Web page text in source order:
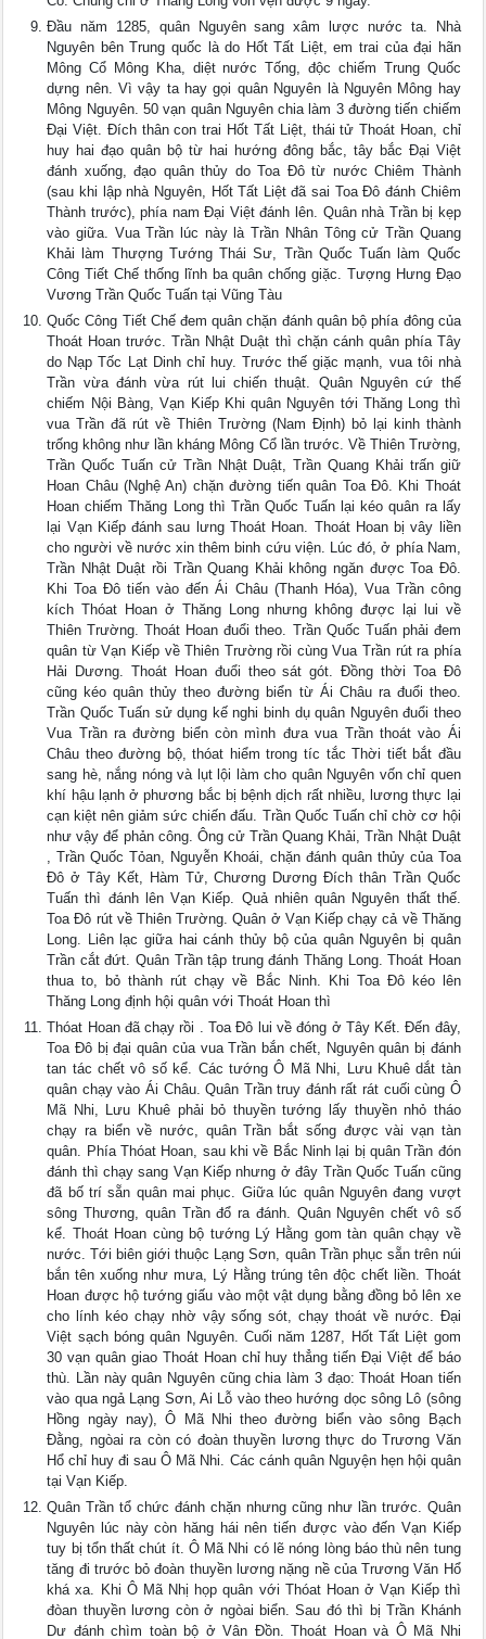
Đầu năm 1285, quân Nguyên sang xâm lược nước ta. Nhà
Nguyên bên Trung quốc là do Hốt Tất Liệt, em trai của đại hãn
Mông Cổ Mông Kha, diệt nước Tống, độc chiếm Trung Quốc
dựng nên. Vì vậy ta hay gọi quân Nguyên là Nguyên Mông hay
Mông Nguyên. 50 vạn quân Nguyên chia làm 3 đường tiến chiếm
Đại Việt. Đích thân con trai Hốt Tất Liệt, thái tử Thoát Hoan, chỉ
huy hai đạo quân bộ từ hai hướng đông bắc, tây bắc Đại Việt
đánh xuống, đạo quân thủy do Toa Đô từ nước Chiêm Thành
(sau khi lập nhà Nguyên, Hốt Tất Liệt đã sai Toa Đô đánh Chiêm
Thành trước), phía nam Đại Việt đánh lên. Quân nhà Trần bị kẹp
vào giữa. Vua Trần lúc này là Trần Nhân Tông cử Trần Quang
Khải làm Thượng Tướng Thái Sư, Trần Quốc Tuấn làm Quốc
Công Tiết Chế thống lĩnh ba quân chống giặc. Tượng Hưng Đạo
Vương Trần Quốc Tuấn tại Vũng Tàu
Quốc Công Tiết Chế đem quân chặn đánh quân bộ phía đông của
Thoát Hoan trước. Trần Nhật Duật thì chặn cánh quân phía Tây
do Nạp Tốc Lạt Dinh chỉ huy. Trước thế giặc mạnh, vua tôi nhà
Trần vừa đánh vừa rút lui chiến thuật. Quân Nguyên cứ thế
chiếm Nội Bàng, Vạn Kiếp Khi quân Nguyên tới Thăng Long thì
vua Trần đã rút về Thiên Trường (Nam Định) bỏ lại kinh thành
trống không như lần kháng Mông Cổ lần trước. Về Thiên Trường,
Trần Quốc Tuấn cử Trần Nhật Duật, Trần Quang Khải trấn giữ
Hoan Châu (Nghệ An) chặn đường tiến quân Toa Đô. Khi Thoát
Hoan chiếm Thăng Long thì Trần Quốc Tuấn lại kéo quân ra lấy
lại Vạn Kiếp đánh sau lưng Thoát Hoan. Thoát Hoan bị vây liền
cho người về nước xin thêm binh cứu viện. Lúc đó, ở phía Nam,
Trần Nhật Duật rồi Trần Quang Khải không ngăn được Toa Đô.
Khi Toa Đô tiến vào đến Ái Châu (Thanh Hóa), Vua Trần công
kích Thóat Hoan ở Thăng Long nhưng không được lại lui về
Thiên Trường. Thoát Hoan đuổi theo. Trần Quốc Tuấn phải đem
quân từ Vạn Kiếp về Thiên Trường rồi cùng Vua Trần rút ra phía
Hải Dương. Thoát Hoan đuổi theo sát gót. Đồng thời Toa Đô
cũng kéo quân thủy theo đường biển từ Ái Châu ra đuổi theo.
Trần Quốc Tuấn sử dụng kế nghi binh dụ quân Nguyên đuổi theo
Vua Trần ra đường biển còn mình đưa vua Trần thoát vào Ái
Châu theo đường bộ, thóat hiểm trong tíc tắc Thời tiết bắt đầu
sang hè, nắng nóng và lụt lội làm cho quân Nguyên vốn chỉ quen
khí hậu lạnh ở phương bắc bị bệnh dịch rất nhiều, lương thực lại
cạn kiệt nên giảm sức chiến đấu. Trần Quốc Tuấn chỉ chờ cơ hội
như vậy để phản công. Ông cử Trần Quang Khải, Trần Nhật Duật
, Trần Quốc Tỏan, Nguyễn Khoái, chặn đánh quân thủy của Toa
Đô ở Tây Kết, Hàm Tử, Chương Dương Đích thân Trần Quốc
Tuấn thì đánh lên Vạn Kiếp. Quả nhiên quân Nguyên thất thế.
Toa Đô rút về Thiên Trường. Quân ở Vạn Kiếp chạy cả về Thăng
Long. Liên lạc giữa hai cánh thủy bộ của quân Nguyên bị quân
Trần cắt đứt. Quân Trần tập trung đánh Thăng Long. Thoát Hoan
thua to, bỏ thành rút chạy về Bắc Ninh. Khi Toa Đô kéo lên
Thăng Long định hội quân với Thoát Hoan thì
Thóat Hoan đã chạy rồi . Toa Đô lui về đóng ở Tây Kết. Đến đây,
Toa Đô bị đại quân của vua Trần bắn chết, Nguyên quân bị đánh
tan tác chết vô số kể. Các tướng Ô Mã Nhi, Lưu Khuê dắt tàn
quân chạy vào Ái Châu. Quân Trần truy đánh rất rát cuối cùng Ô
Mã Nhi, Lưu Khuê phải bỏ thuyền tướng lấy thuyền nhỏ tháo
chạy ra biển về nước, quân Trần bắt sống được vài vạn tàn
quân. Phía Thóat Hoan, sau khi về Bắc Ninh lại bị quân Trần đón
đánh thì chạy sang Vạn Kiếp nhưng ở đây Trần Quốc Tuấn cũng
đã bố trí sẵn quân mai phục. Giữa lúc quân Nguyên đang vượt
sông Thương, quân Trần đổ ra đánh. Quân Nguyên chết vô số
kể. Thoát Hoan cùng bộ tướng Lý Hằng gom tàn quân chạy về
nước. Tới biên giới thuộc Lạng Sơn, quân Trần phục sẵn trên núi
bắn tên xuống như mưa, Lý Hằng trúng tên độc chết liền. Thoát
Hoan được hộ tướng giấu vào một vật dụng bằng đồng bỏ lên xe
cho lính kéo chạy nhờ vậy sống sót, chạy thoát về nước. Đại
Việt sạch bóng quân Nguyên. Cuối năm 1287, Hốt Tất Liệt gom
30 vạn quân giao Thoát Hoan chỉ huy thẳng tiến Đại Việt để báo
thù. Lần này quân Nguyên cũng chia làm 3 đạo: Thoát Hoan tiến
vào qua ngả Lạng Sơn, Ai Lỗ vào theo hướng dọc sông Lô (sông
Hồng ngày nay), Ô Mã Nhi theo đường biển vào sông Bạch
Đằng, ngòai ra còn có đoàn thuyền lương thực do Trương Văn
Hổ chỉ huy đi sau Ô Mã Nhi. Các cánh quân Nguyện hẹn hội quân
tại Vạn Kiếp.
Quân Trần tổ chức đánh chặn nhưng cũng như lần trước. Quân
Nguyên lúc này còn hăng hái nên tiến được vào đến Vạn Kiếp
tuy bị tổn thất chút ít. Ô Mã Nhi có lẽ nóng lòng báo thù nên tung
tăng đi trước bỏ đoàn thuyền lương nặng nề của Trương Văn Hổ
khá xa. Khi Ô Mã Nhị họp quân với Thóat Hoan ở Vạn Kiếp thì
đòan thuyền lương còn ở ngòai biển. Sau đó thì bị Trần Khánh
Dư đánh chìm toàn bộ ở Vân Đồn. Thoát Hoan và Ô Mã Nhi